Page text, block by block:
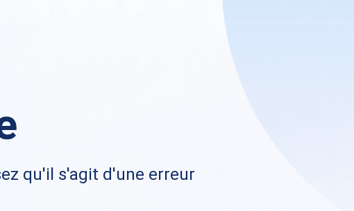
qu'il s'agit d'une erreur